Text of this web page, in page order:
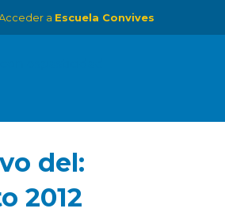
a Escuela Convives
del:
2012